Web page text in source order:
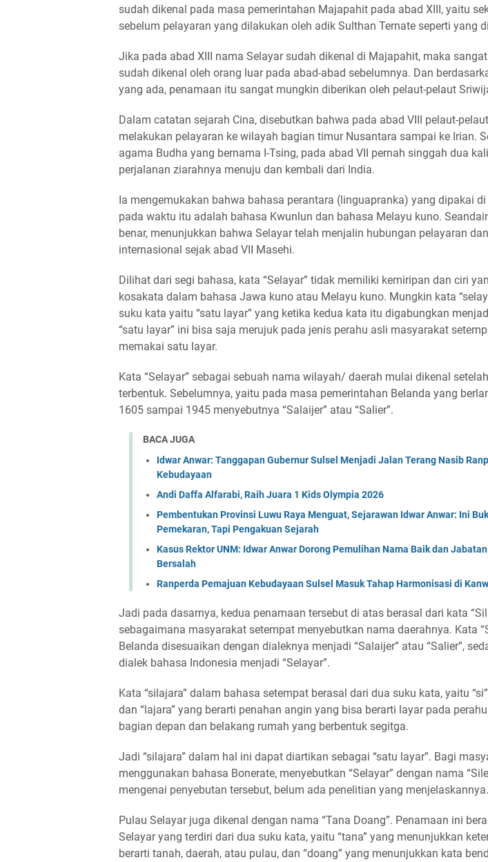
sudah dikenal pada masa pemerintahan Majapahit pada abad XIII, yaitu
sebelum pelayaran yang dilakukan oleh adik Sulthan Ternate seperti yang
Jika pada abad XIII nama Selayar sudah dikenal di Majapahit, maka
sudah dikenal oleh orang luar pada abad-abad sebelumnya. Dan
yang ada, penamaan itu sangat mungkin diberikan oleh pelaut-pelaut
Dalam catatan sejarah Cina, disebutkan bahwa pada abad VIII pelaut-
melakukan pelayaran ke wilayah bagian timur Nusantara sampai ke Irian.
agama Budha yang bernama I-Tsing, pada abad VII pernah singgah dua
perjalanan ziarahnya menuju dan kembali dari India.
Ia mengemukakan bahwa bahasa perantara (linguapranka) yang dipakai
pada waktu itu adalah bahasa Kwunlun dan bahasa Melayu kuno.
benar, menunjukkan bahwa Selayar telah menjalin hubungan pelayaran
internasional sejak abad VII Masehi.
Dilihat dari segi bahasa, kata “Selayar” tidak memiliki kemiripan dan ciri
kosakata dalam bahasa Jawa kuno atau Melayu kuno. Mungkin kata
suku kata yaitu “satu layar” yang ketika kedua kata itu digabungkan
“satu layar” ini bisa saja merujuk pada jenis perahu asli masyarakat
memakai satu layar.
Kata “Selayar” sebagai sebuah nama wilayah/ daerah mulai dikenal
terbentuk. Sebelumnya, yaitu pada masa pemerintahan Belanda yang
1605 sampai 1945 menyebutnya “Salaijer” atau “Salier”.
BACA JUGA
Idwar Anwar: Tanggapan Gubernur Sulsel Menjadi Jalan Terang Nasib
Kebudayaan
Andi Daffa Alfarabi, Raih Juara 1 Kids Olympia 2026
Pembentukan Provinsi Luwu Raya Menguat, Sejarawan Idwar Anwar: Ini
Pemekaran, Tapi Pengakuan Sejarah
Kasus Rektor UNM: Idwar Anwar Dorong Pemulihan Nama Baik dan
Bersalah
Ranperda Pemajuan Kebudayaan Sulsel Masuk Tahap Harmonisasi di
Jadi pada dasarnya, kedua penamaan tersebut di atas berasal dari kata
sebagaimana masyarakat setempat menyebutkan nama daerahnya. Kata
Belanda disesuaikan dengan dialeknya menjadi “Salaijer” atau “Salier”,
dialek bahasa Indonesia menjadi “Selayar”.
Kata “silajara” dalam bahasa setempat berasal dari dua suku kata, yaitu
dan “lajara” yang berarti penahan angin yang bisa berarti layar pada
bagian depan dan belakang rumah yang berbentuk segitga.
Jadi “silajara” dalam hal ini dapat diartikan sebagai “satu layar”. Bagi
menggunakan bahasa Bonerate, menyebutkan “Selayar” dengan nama
mengenai penyebutan tersebut, belum ada penelitian yang menjelaskannya.
Pulau Selayar juga dikenal dengan nama “Tana Doang”. Penamaan ini
Selayar yang terdiri dari dua suku kata, yaitu “tana” yang menunjukkan
berarti tanah, daerah, atau pulau, dan “doang” yang menunjukkan kata